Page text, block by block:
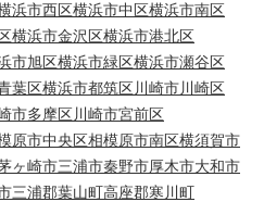
浜市西区横浜市中区横浜市南区
横浜市金沢区横浜市港北区
市旭区横浜市緑区横浜市瀬谷区
葉区横浜市都筑区川崎市川崎区
市多摩区川崎市宮前区
原市中央区相模原市南区横須賀市
ヶ崎市三浦市秦野市厚木市大和市
三浦郡葉山町高座郡寒川町